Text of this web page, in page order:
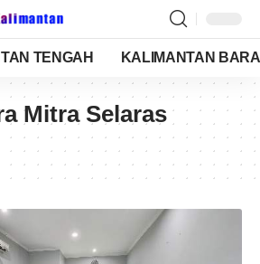
TENGAH KALIMANTAN
Mitra Selaras